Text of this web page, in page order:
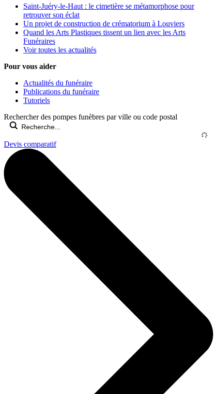
Saint-Juéry-le-Haut : le cimetière se métamorphose pour
retrouver son éclat
Un projet de construction de crématorium à Louviers
Quand les Arts Plastiques tissent un lien avec les Arts
Funéraires
Voir toutes les actualités
Pour vous aider
Actualités du funéraire
Publications du funéraire
Tutoriels
Rechercher des pompes funèbres par ville ou code postal
Devis comparatif